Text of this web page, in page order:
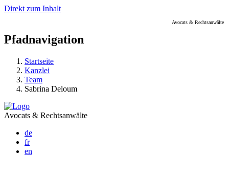
Direkt zum Inhalt
Avocats & Rechtsanwälte
Pfadnavigation
Startseite
Kanzlei
Team
Sabrina Deloum
Avocats & Rechtsanwälte
de
fr
en